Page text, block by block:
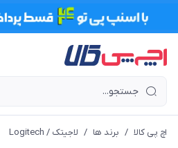
اچ پی کالا / برند ها / لاجیتک / Logitech